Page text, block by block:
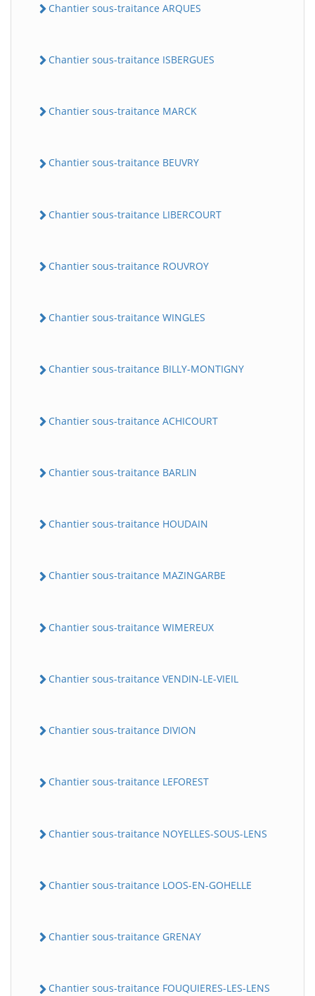
Chantier sous-traitance ARQUES
Chantier sous-traitance ISBERGUES
Chantier sous-traitance MARCK
Chantier sous-traitance BEUVRY
Chantier sous-traitance LIBERCOURT
Chantier sous-traitance ROUVROY
Chantier sous-traitance WINGLES
Chantier sous-traitance BILLY-MONTIGNY
Chantier sous-traitance ACHICOURT
Chantier sous-traitance BARLIN
Chantier sous-traitance HOUDAIN
Chantier sous-traitance MAZINGARBE
Chantier sous-traitance WIMEREUX
Chantier sous-traitance VENDIN-LE-VIEIL
Chantier sous-traitance DIVION
Chantier sous-traitance LEFOREST
Chantier sous-traitance NOYELLES-SOUS-LENS
Chantier sous-traitance LOOS-EN-GOHELLE
Chantier sous-traitance GRENAY
Chantier sous-traitance FOUQUIERES-LES-LENS